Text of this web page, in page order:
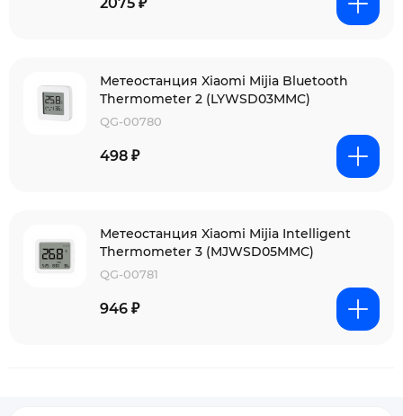
Метеостанция Xiaomi Mijia Bluetooth
Thermometer 2 (LYWSD03MMC)
QG-00780
498 ₽
Метеостанция Xiaomi Mijia Intelligent
Thermometer 3 (MJWSD05MMC)
QG-00781
946 ₽